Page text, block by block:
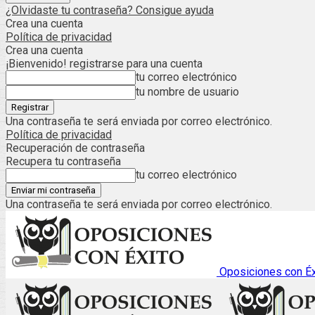
¿Olvidaste tu contraseña? Consigue ayuda
Crea una cuenta
Política de privacidad
Crea una cuenta
¡Bienvenido! registrarse para una cuenta
tu correo electrónico
tu nombre de usuario
Una contraseña te será enviada por correo electrónico.
Política de privacidad
Recuperación de contraseña
Recupera tu contraseña
tu correo electrónico
Una contraseña te será enviada por correo electrónico.
Oposiciones con